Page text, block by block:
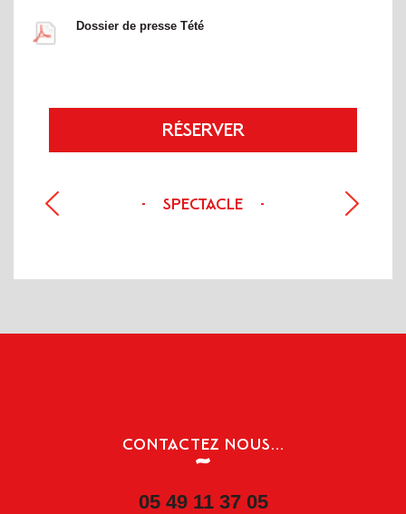
Dossier de presse Tété
RÉSERVER
- SPECTACLE -
CONTACTEZ NOUS...
05 49 11 37 05